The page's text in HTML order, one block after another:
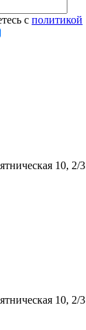
с политикой
10, 2/3
10, 2/3